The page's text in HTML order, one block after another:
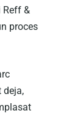
Reff &
proces
deja,